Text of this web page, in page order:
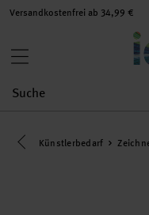
Versandkostenfrei ab 34,99 €
Eine Kategorie
Künstlerbedarf